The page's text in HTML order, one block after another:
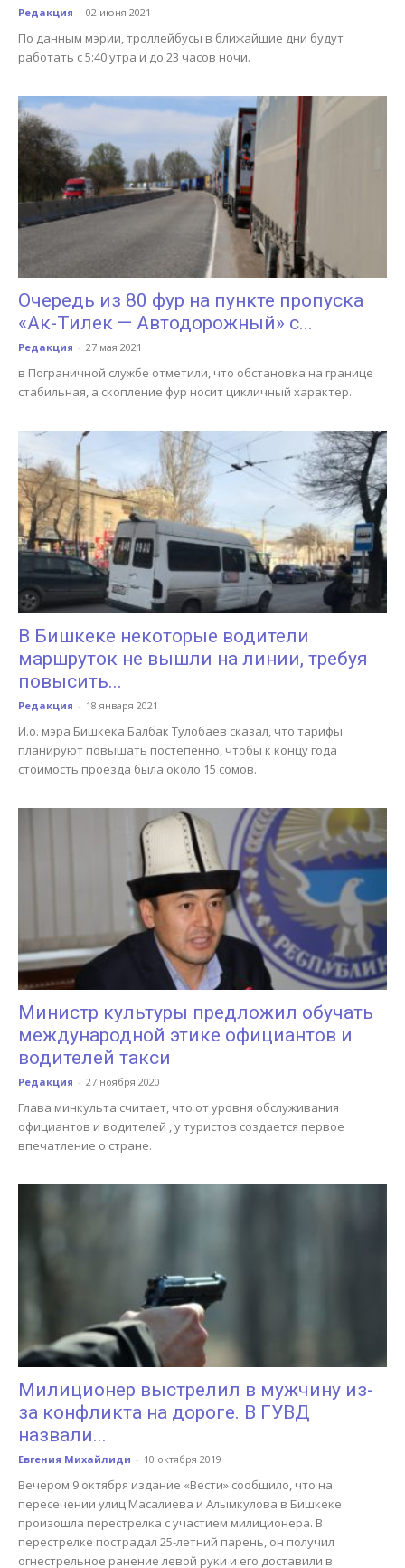
Редакция - 02 июня 2021
По данным мэрии, троллейбусы в ближайшие дни будут
работать с 5:40 утра и до 23 часов ночи.
Очередь из 80 фур на пункте пропуска
«Ак-Тилек — Автодорожный» с...
Редакция - 27 мая 2021
в Пограничной службе отметили, что обстановка на границе
стабильная, а скопление фур носит цикличный характер.
В Бишкеке некоторые водители
маршруток не вышли на линии, требуя
повысить...
Редакция - 18 января 2021
И.о. мэра Бишкека Балбак Тулобаев сказал, что тарифы
планируют повышать постепенно, чтобы к концу года
стоимость проезда была около 15 сомов.
Министр культуры предложил обучать
международной этике официантов и
водителей такси
Редакция - 27 ноября 2020
Глава минкульта считает, что от уровня обслуживания
официантов и водителей , у туристов создается первое
впечатление о стране.
Милиционер выстрелил в мужчину из-
за конфликта на дороге. В ГУВД
назвали...
Евгения Михайлиди - 10 октября 2019
Вечером 9 октября издание «Вести» сообщило, что на
пересечении улиц Масалиева и Алымкулова в Бишкеке
произошла перестрелка с участием милиционера. В
перестрелке пострадал 25-летний парень, он получил
огнестрельное ранение левой руки и его доставили в